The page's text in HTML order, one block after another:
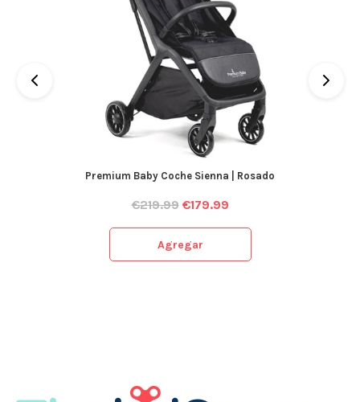
Premium Baby Coche Sienna | Rosado
€219.99 €179.99
Agregar